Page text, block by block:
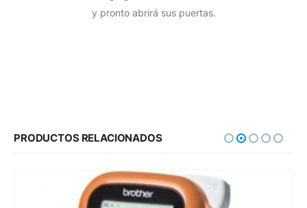
y pronto abrirá sus puertas.
PRODUCTOS RELACIONADOS